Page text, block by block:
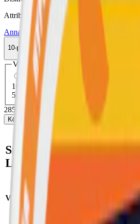
Attribut
Annan smak Après Citrus Torr
10-pack
285,50 kr
Köp
Välj antal dosor
1-pack33,50 kr
10-pack 285,50 kr
50-pack1 402,50 kr
285,50 kr
10-pack
Köp
Snabb fakta om Après No.3
Lemon Curd Milt Vitt Snus
Varumärke: